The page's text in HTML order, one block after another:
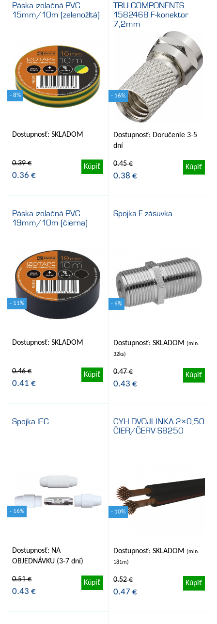
Páska izolačná PVC
15mm/10m (zelenožltá)
- 8%
Dostupnosť: SKLADOM
0.39 €
0.36 €
Kúpiť
TRU COMPONENTS
1582468 F-konektor
7,2mm
- 16%
Dostupnosť: Doručenie 3-5
dní
0.45 €
0.38 €
Kúpiť
Páska izolačná PVC
19mm/10m (čierna)
- 11%
Dostupnosť: SKLADOM
0.46 €
0.41 €
Kúpiť
Spojka F zásuvka
- 9%
Dostupnosť: SKLADOM (min.
32ks)
0.47 €
0.43 €
Kúpiť
Spojka IEC
- 16%
Dostupnosť: NA
OBJEDNÁVKU (3-7 dní)
0.51 €
0.43 €
Kúpiť
CYH DVOJLINKA 2×0,50
ČIER/ČERV S8250
- 10%
Dostupnosť: SKLADOM (min.
181m)
0.52 €
0.47 €
Kúpiť